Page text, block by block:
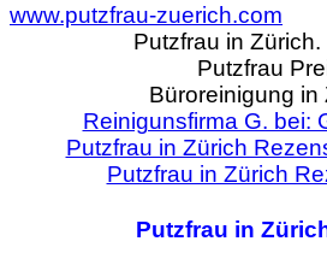
www.putzfrau-zuerich.com
Putzfrau in
Putzfrau
Büroreinigung in
Reinigunsfirma G. bei:
Putzfrau in Zürich
Putzfrau in Zürich
Putzfrau in